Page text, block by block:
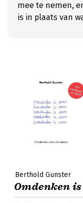
mee te nemen,
is in plaats van
Berthold Gunster
Omdenken